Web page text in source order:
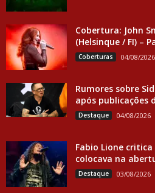
Cobertura: John
(Helsinque / FI) –
Coberturas 04/08/2026
Rumores sobre
após publicações
Destaque 04/08/2026
Fabio Lione
colocava na
Destaque 03/08/2026